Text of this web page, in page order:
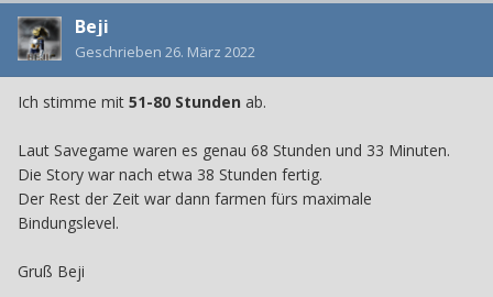
Beji
Geschrieben 26. März 2022
Ich stimme mit 51-80 Stunden ab.
Laut Savegame waren es genau 68 Stunden und 33 Minuten.
Die Story war nach etwa 38 Stunden fertig.
Der Rest der Zeit war dann farmen fürs maximale
Bindungslevel.
Gruß Beji